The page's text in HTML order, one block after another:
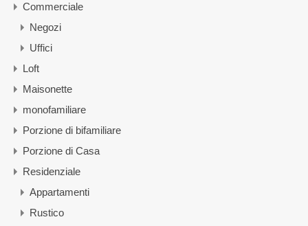
Commerciale
Negozi
Uffici
Loft
Maisonette
monofamiliare
Porzione di bifamiliare
Porzione di Casa
Residenziale
Appartamenti
Rustico